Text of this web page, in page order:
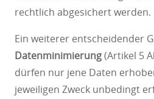
rechtlich abgesichert werden.
Ein weiterer entscheidender
Datenminimierung(Artikel 5
dürfen nur jene Daten
jeweiligen Zweck unbedingt